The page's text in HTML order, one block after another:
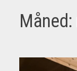
Måned: